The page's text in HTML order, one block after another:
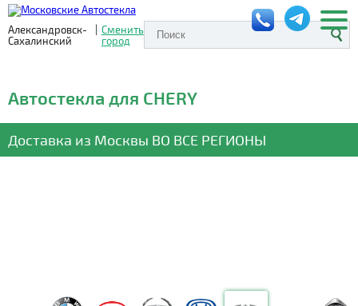
Александровск-
Сахалинский
| Сменить
город
Автостекла для CHERY
Доставка из Москвы ВО ВСЕ РЕГИОНЫ